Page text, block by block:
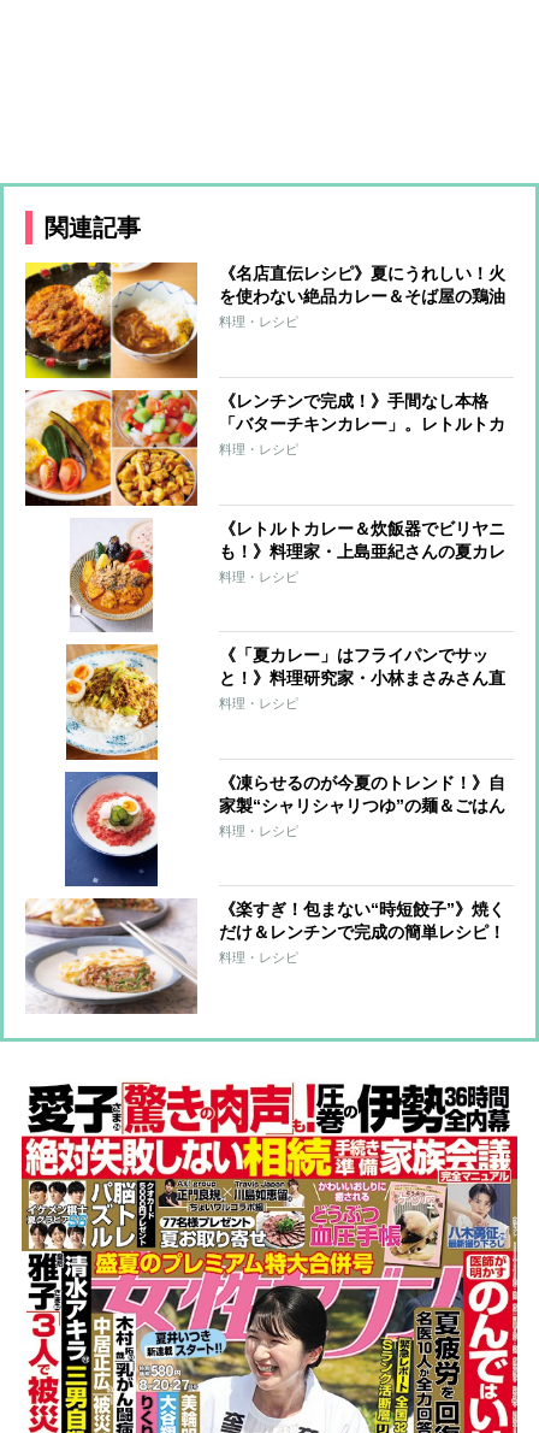
関連記事
《名店直伝レシピ》夏にうれしい！火
を使わない絶品カレー＆そば屋の鶏油
和風カレー
料理・レシピ
《レンチンで完成！》手間なし本格
「バターチキンカレー」。レトルトカ
レーが激変する簡単トッピングも
料理・レシピ
《レトルトカレー＆炊飯器でビリヤニ
も！》料理家・上島亜紀さんの夏カレ
ーレシピ
料理・レシピ
《「夏カレー」はフライパンでサッ
と！》料理研究家・小林まさみさん直
伝レシピ
料理・レシピ
《凍らせるのが今夏のトレンド！》自
家製“シャリシャリつゆ”の麺＆ごはん
7レシピ
料理・レシピ
《楽すぎ！包まない“時短餃子”》焼く
だけ＆レンチンで完成の簡単レシピ！
料理・レシピ